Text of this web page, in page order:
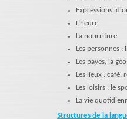
Expressions
L’heure
La nourriture
Les personnes
Les payes, la
Les lieux : café,
Les loisirs : le
La vie
Structures de la